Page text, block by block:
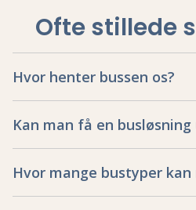
Ofte stillede
Hvor henter bussen os?
Kan man få en
Hvor mange bustyper kan